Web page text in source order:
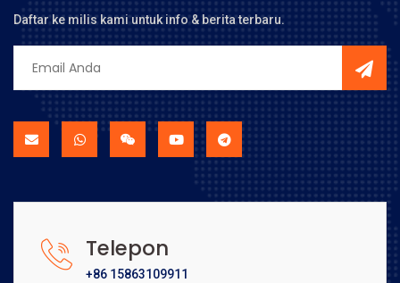
Daftar ke milis kami untuk info & berita terbaru.
Telepon
+86 15863109911